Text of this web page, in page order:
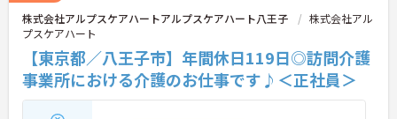
株式会社アルプスケアハートアルプスケアハート八王子
株式会社アル
プスケアハート
【東京都／八王子市】年間休日119日◎訪問介護
事業所における介護のお仕事です♪＜正社員＞